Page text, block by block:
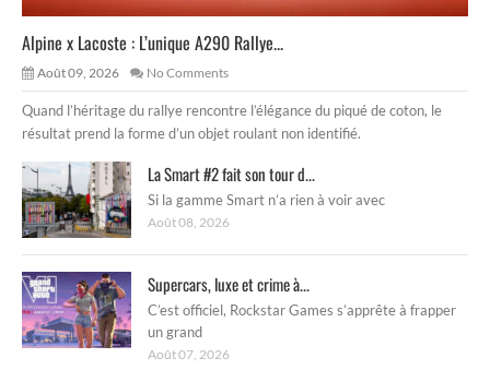
Alpine x Lacoste : L’unique A290 Rallye...
Août 09, 2026 No Comments
Quand l’héritage du rallye rencontre l’élégance du piqué de coton, le
résultat prend la forme d’un objet roulant non identifié.
La Smart #2 fait son tour d...
Si la gamme Smart n’a rien à voir avec
Août 08, 2026
Supercars, luxe et crime à...
C’est officiel, Rockstar Games s’apprête à frapper
un grand
Août 07, 2026